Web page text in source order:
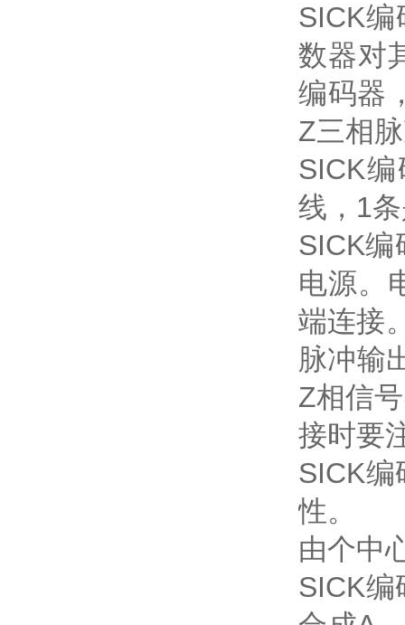
SICK
数器对
编码器
Z三相
SICK
线，1
SICK编
电源。
端连接
脉冲输
Z相信
接时要
SICK
性。
由个中
SICK